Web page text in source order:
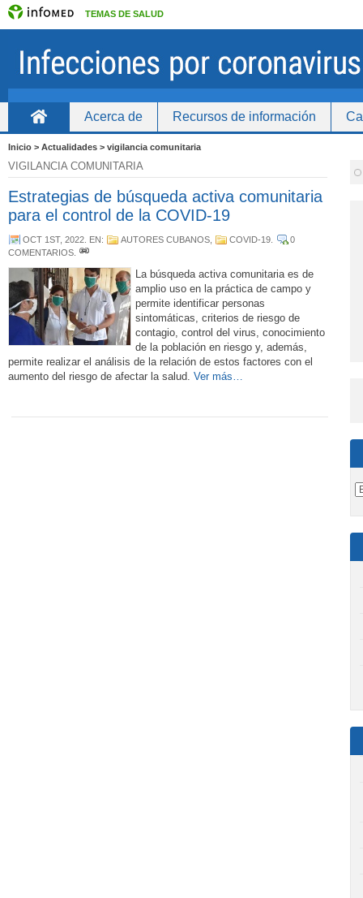
TEMAS DE SALUD
Acerca de Recursos de información
Inicio > Actualidades > vigilancia comunitaria
VIGILANCIA COMUNITARIA
Estrategias de búsqueda activa comunitaria
para el control de la COVID-19
OCT 1ST, 2022 . EN: AUTORES CUBANOS COVID-19
0
COMENTARIOS
La búsqueda activa comunitaria es de
amplio uso en la práctica de campo y
permite identificar personas
sintomáticas, criterios de riesgo de
contagio, control del virus, conocimiento
de la población en riesgo y, además,
permite realizar el análisis de la relación de estos factores con el
aumento del riesgo de afectar la salud. Ver más…